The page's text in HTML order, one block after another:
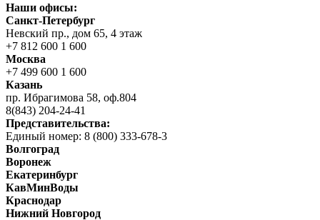
Наши офисы:
Санкт-Петербург
Невский пр., дом 65, 4 этаж
+7 812 600 1 600
Москва
+7 499 600 1 600
Казань
пр. Ибрагимова 58, оф.804
8(843) 204-24-41
Представительства:
Единый номер: 8 (800) 333-678-3
Волгоград
Воронеж
Екатеринбург
КавМинВоды
Краснодар
Нижний Новгород